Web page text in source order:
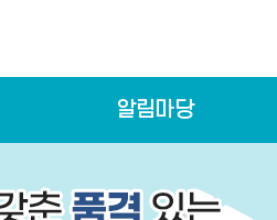
알림마당